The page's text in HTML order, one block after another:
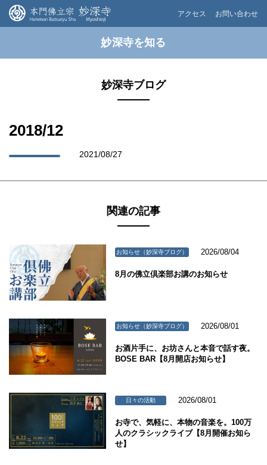
アクセス お問い合わせ
妙深寺を知る
妙深寺ブログ
2018/12
2021/08/27
関連の記事
お知らせ（妙深寺ブログ） 2026/08/04
8月の佛立倶楽部お講のお知らせ
お知らせ（妙深寺ブログ） 2026/08/01
お酒片手に、お坊さんと本音で話す夜。
BOSE BAR【8月開店お知らせ】
日々の活動 2026/08/01
お寺で、気軽に、本物の音楽を。100万
人のクラシックライブ【8月開催お知ら
せ】